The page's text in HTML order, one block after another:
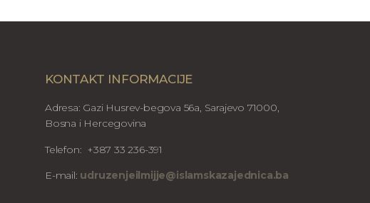
KONTAKT INFORMACIJE
Adresa: Gazi Husrev-begova 56a, Sarajevo 71000,
Bosna i Hercegovina
Telefon: +387 33 236-391
E-mail: udruzenjeilmijje@islamskazajednica.ba